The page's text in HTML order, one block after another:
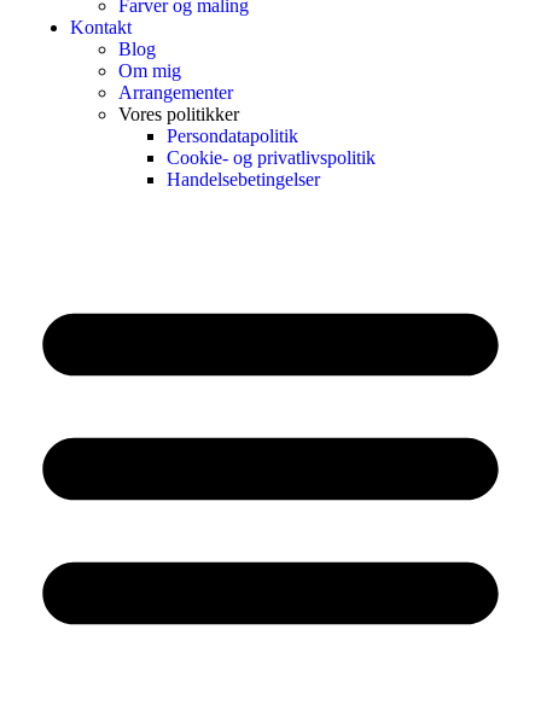
Farver og maling
Kontakt
Blog
Om mig
Arrangementer
Vores politikker
Persondatapolitik
Cookie- og privatlivspolitik
Handelsebetingelser